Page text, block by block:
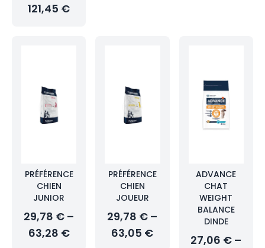
121,45 €
PRÉFÉRENCE
CHIEN
JUNIOR
29,78 € –
63,28 €
PRÉFÉRENCE
CHIEN
JOUEUR
29,78 € –
63,05 €
ADVANCE
CHAT
WEIGHT
BALANCE
DINDE
27,06 € –